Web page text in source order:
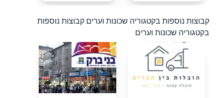
קבוצות נוספות בקטגוריה שכונות וערים קבוצות נוספות
בקטגוריה שכונות וערים